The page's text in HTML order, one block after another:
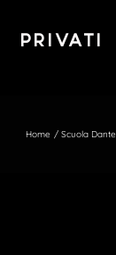
PRIVATI
Home Scuola Dante